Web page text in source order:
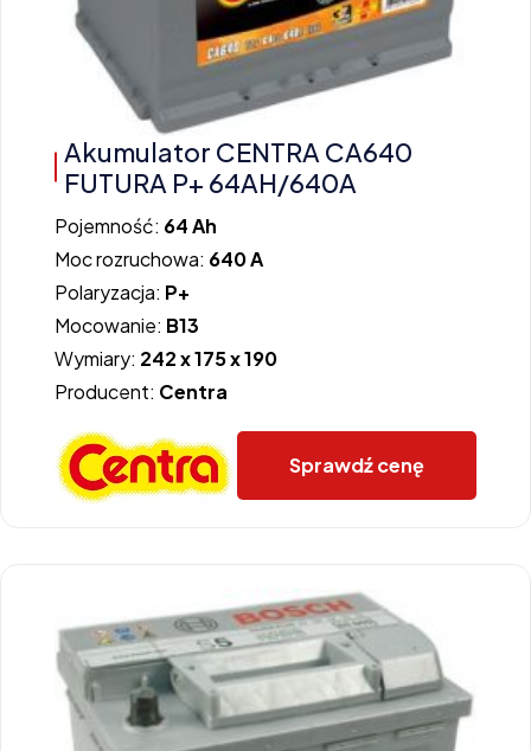
Akumulator CENTRA CA640
FUTURA P+ 64AH/640A
Pojemność: 64 Ah
Moc rozruchowa: 640 A
Polaryzacja: P+
Mocowanie: B13
Wymiary: 242 x 175 x 190
Producent: Centra
Sprawdź cenę